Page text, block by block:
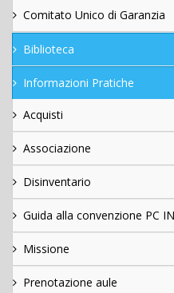
Comitato Unico di Garanzia
Biblioteca
Informazioni Pratiche
Acquisti
Associazione
Disinventario
Guida alla convenzione PC
Missione
Prenotazione aule